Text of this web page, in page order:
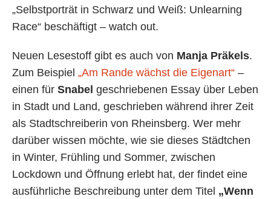
„Selbstporträt in Schwarz und Weiß: Unlearning
Race“ beschäftigt – watch out.
Neuen Lesestoff gibt es auch von Manja Präkels.
Zum Beispiel „Am Rande wächst die Eigenart“–
einen für Snabel geschriebenen Essay über Leben
in Stadt und Land, geschrieben während ihrer Zeit
als Stadtschreiberin von Rheinsberg. Wer mehr
darüber wissen möchte, wie sie dieses Städtchen
in Winter, Frühling und Sommer, zwischen
Lockdown und Öffnung erlebt hat, der findet eine
ausführliche Beschreibung unter dem Titel „Wenn